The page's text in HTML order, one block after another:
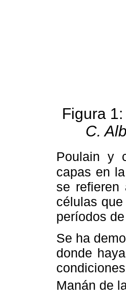
Figura
C.
Poulain y
capas en
se refieren
células
períodos
Se ha
donde
Manán de